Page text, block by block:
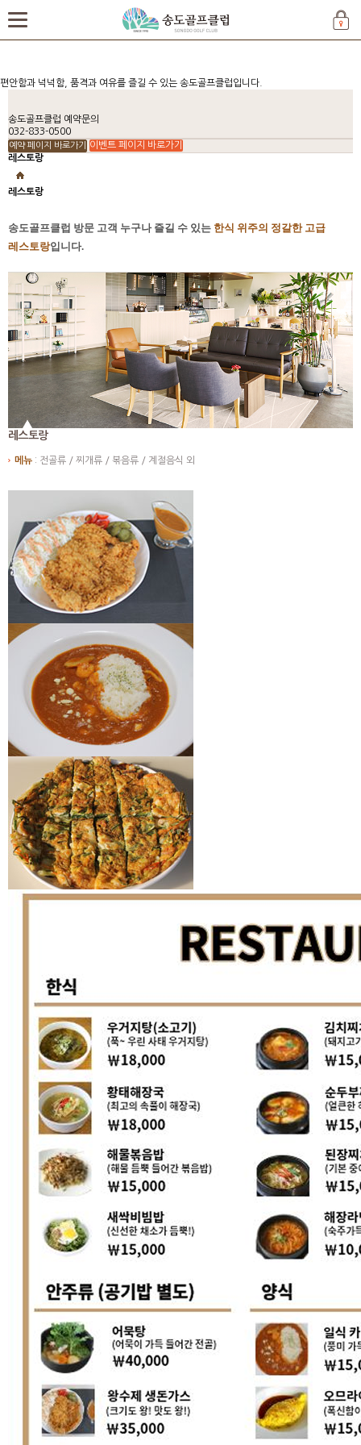
편안함과 넉넉함, 품격과 여유를 즐길 수 있는 송도골프클럽입니다.
송도골프클럽 예약문의
032-833-0500
예약 페이지 바로가기
이벤트 페이지 바로가기
레스토랑
레스토랑
송도골프클럽 방문 고객 누구나 즐길 수 있는 한식 위주의 정갈한 고급
레스토랑입니다.
레스토랑
메뉴 전골류 / 찌개류 / 볶음류 / 계절음식 외